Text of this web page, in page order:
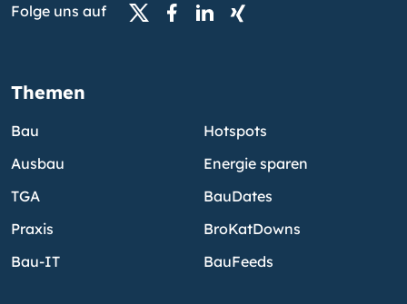
Folge uns auf
Themen
Bau
Ausbau
TGA
Praxis
Bau-IT
Hotspots
Energie sparen
BauDates
BroKatDowns
BauFeeds